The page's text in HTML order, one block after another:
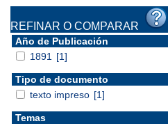
REFINAR O COMPARAR
Año de Publicación
1891
[1]
Tipo de documento
texto impreso [1]
Temas